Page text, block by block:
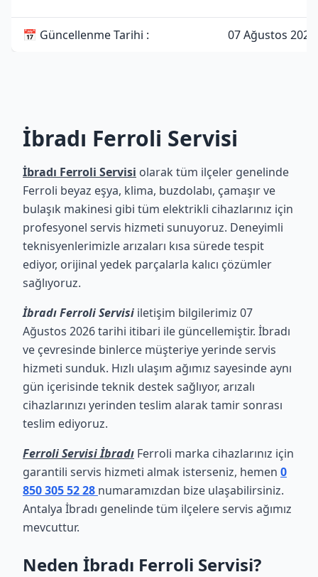
📅 Güncellenme Tarihi : 07 Ağustos 2026
İbradı Ferroli Servisi
İbradı Ferroli Servisi olarak tüm ilçeler genelinde
Ferroli beyaz eşya, klima, buzdolabı, çamaşır ve
bulaşık makinesi gibi tüm elektrikli cihazlarınız için
profesyonel servis hizmeti sunuyoruz. Deneyimli
teknisyenlerimizle arızaları kısa sürede tespit
ediyor, orijinal yedek parçalarla kalıcı çözümler
sağlıyoruz.
İbradı Ferroli Servisi iletişim bilgilerimiz 07
Ağustos 2026 tarihi itibari ile güncellemiştir. İbradı
ve çevresinde binlerce müşteriye yerinde servis
hizmeti sunduk. Hızlı ulaşım ağımız sayesinde aynı
gün içerisinde teknik destek sağlıyor, arızalı
cihazlarınızı yerinden teslim alarak tamir sonrası
teslim ediyoruz.
Ferroli Servisi İbradı Ferroli marka cihazlarınız için
garantili servis hizmeti almak isterseniz, hemen 0
850 305 52 28 numaramızdan bize ulaşabilirsiniz.
Antalya İbradı genelinde tüm ilçelere servis ağımız
mevcuttur.
Neden İbradı Ferroli Servisi?